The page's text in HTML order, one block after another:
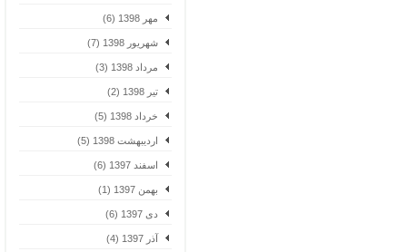
مهر 1398 (6)
شهریور 1398 (7)
مرداد 1398 (3)
تیر 1398 (2)
خرداد 1398 (5)
اردیبهشت 1398 (5)
اسفند 1397 (6)
بهمن 1397 (1)
دی 1397 (6)
آذر 1397 (4)